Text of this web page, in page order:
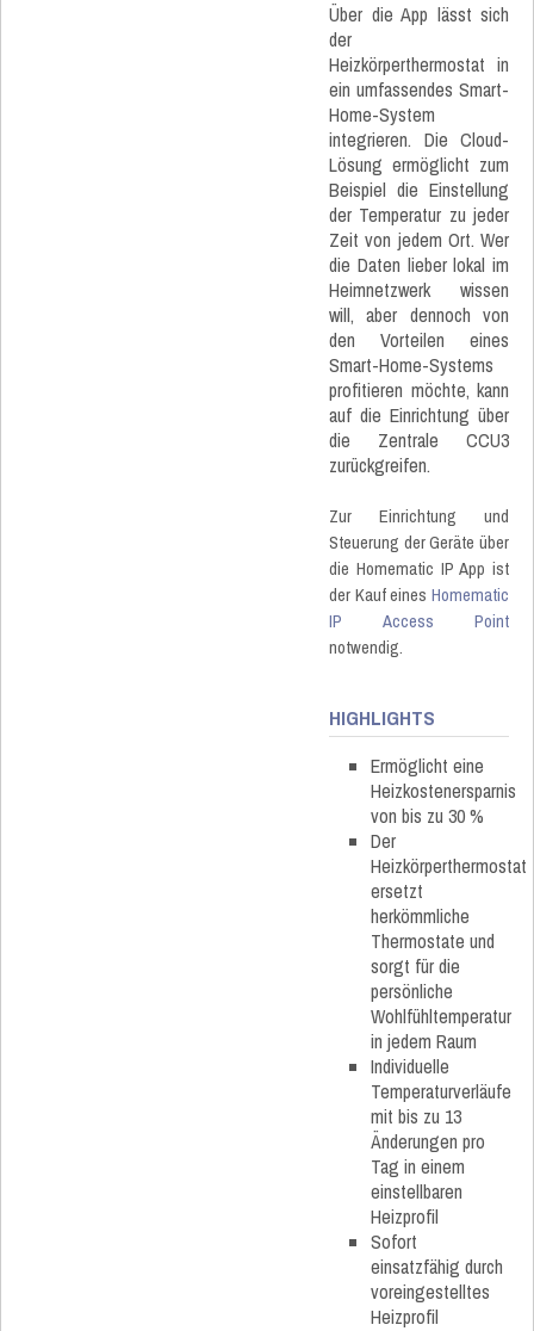
Über die App lässt sich
der
Heizkörperthermostat in
ein umfassendes Smart-
Home-System
integrieren. Die Cloud-
Lösung ermöglicht zum
Beispiel die Einstellung
der Temperatur zu jeder
Zeit von jedem Ort. Wer
die Daten lieber lokal im
Heimnetzwerk wissen
will, aber dennoch von
den Vorteilen eines
Smart-Home-Systems
profitieren möchte, kann
auf die Einrichtung über
die Zentrale CCU3
zurückgreifen.
Zur Einrichtung und
Steuerung der Geräte über
die Homematic IP App ist
der Kauf eines Homematic
IP Access Point
notwendig.
HIGHLIGHTS
Ermöglicht eine
Heizkostenersparnis
von bis zu 30 %
Der
Heizkörperthermostat
ersetzt
herkömmliche
Thermostate und
sorgt für die
persönliche
Wohlfühltemperatur
in jedem Raum
Individuelle
Temperaturverläufe
mit bis zu 13
Änderungen pro
Tag in einem
einstellbaren
Heizprofil
Sofort
einsatzfähig durch
voreingestelltes
Heizprofil